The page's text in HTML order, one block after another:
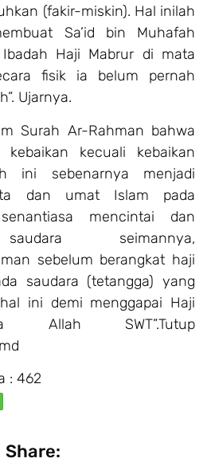
(fakir-miskin). Hal inilah
Sa’id bin Muhafah
Haji Mabrur di mata
fisik ia belum pernah
Ujarnya.
Surah Ar-Rahman bahwa
kecuali kebaikan
ini sebenarnya menjadi
dan umat Islam pada
mencintai dan
seimannya,
sebelum berangkat haji
saudara (tetangga) yang
ini demi menggapai Haji
Allah SWT”.Tutup
: 462
Share: